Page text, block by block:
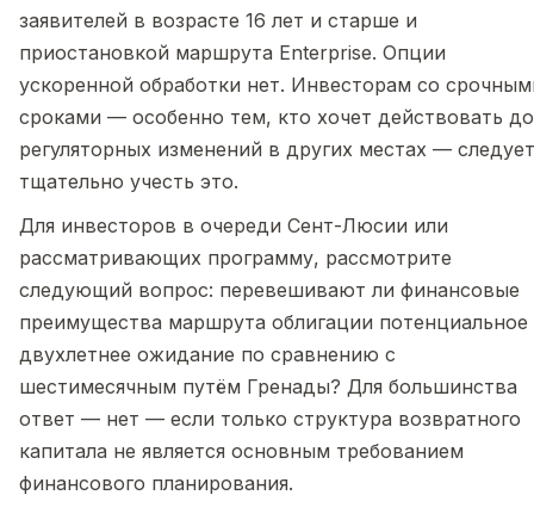
заявителей в возрасте 16 лет и старше и
приостановкой маршрута Enterprise. Опции
ускоренной обработки нет. Инвесторам со
сроками — особенно тем, кто хочет действовать до
регуляторных изменений в других местах — следует
тщательно учесть это.
Для инвесторов в очереди Сент-Люсии или
рассматривающих программу, рассмотрите
следующий вопрос: перевешивают ли финансовые
преимущества маршрута облигации потенциальное
двухлетнее ожидание по сравнению с
шестимесячным путём Гренады? Для большинства
ответ — нет — если только структура возвратного
капитала не является основным требованием
финансового планирования.